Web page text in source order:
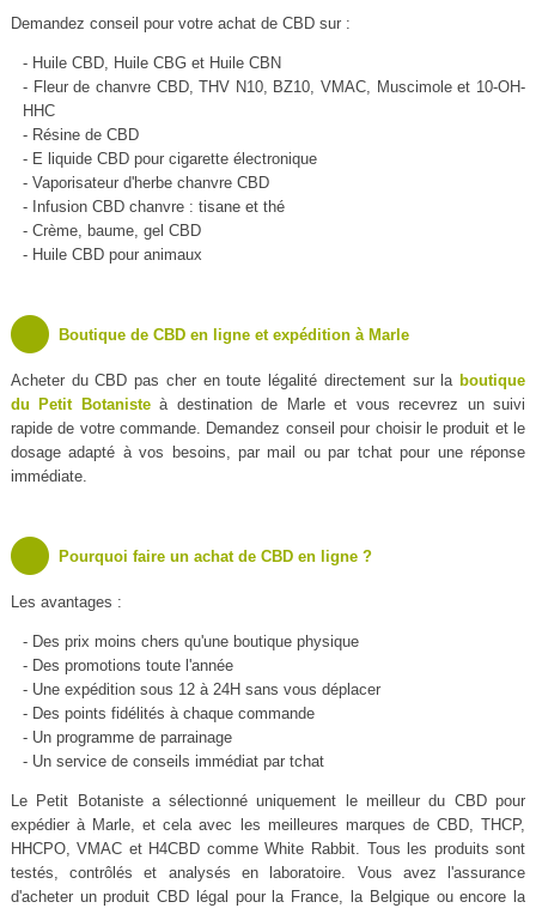
Demandez conseil pour votre achat de CBD sur :
- Huile CBD, Huile CBG et Huile CBN
- Fleur de chanvre CBD, THV N10, BZ10, VMAC, Muscimole et 10-OH-
HHC
- Résine de CBD
- E liquide CBD pour cigarette électronique
- Vaporisateur d'herbe chanvre CBD
- Infusion CBD chanvre : tisane et thé
- Crème, baume, gel CBD
- Huile CBD pour animaux
Boutique de CBD en ligne et expédition à Marle
Acheter du CBD pas cher en toute légalité directement sur la boutique
du Petit Botanisteà destination de Marle et vous recevrez un suivi
rapide de votre commande. Demandez conseil pour choisir le produit et le
dosage adapté à vos besoins, par mail ou par tchat pour une réponse
immédiate.
Pourquoi faire un achat de CBD en ligne ?
Les avantages :
- Des prix moins chers qu'une boutique physique
- Des promotions toute l'année
- Une expédition sous 12 à 24H sans vous déplacer
- Des points fidélités à chaque commande
- Un programme de parrainage
- Un service de conseils immédiat par tchat
Le Petit Botaniste a sélectionné uniquement le meilleur du CBD pour
expédier à Marle, et cela avec les meilleures marques de CBD, THCP,
HHCPO, VMAC et H4CBD comme White Rabbit. Tous les produits sont
testés, contrôlés et analysés en laboratoire. Vous avez l'assurance
d'acheter un produit CBD légal pour la France, la Belgique ou encore la